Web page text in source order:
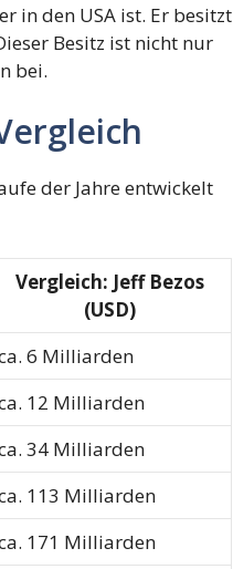
in den USA ist. Er besitzt
Besitz ist nicht nur
bei.
der Jahre entwickelt
Vergleich: Jeff Bezos
(USD)
6 Milliarden
12 Milliarden
34 Milliarden
113 Milliarden
171 Milliarden